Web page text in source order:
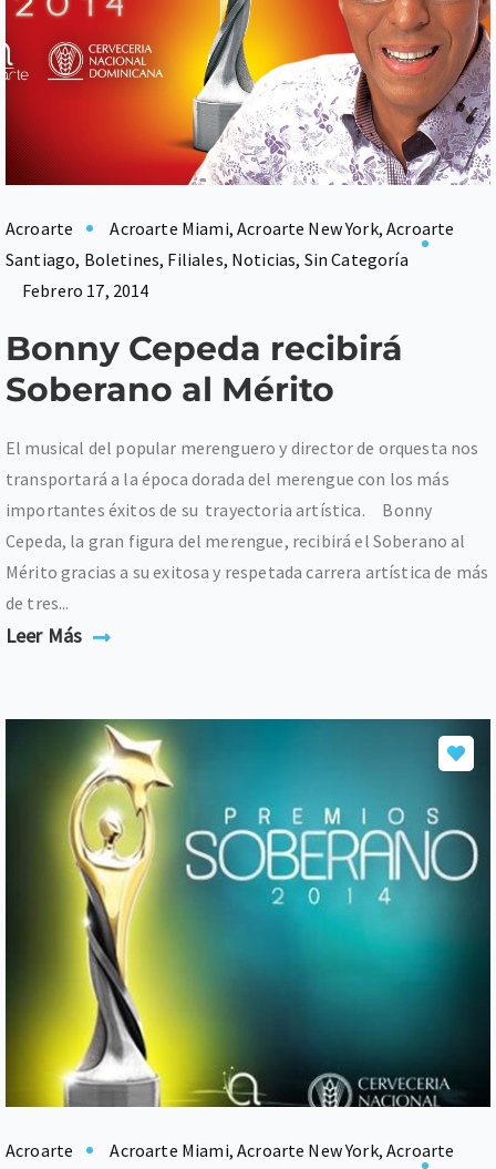
Acroarte Acroarte Miami,Acroarte New York,Acroarte
Santiago, Boletines, Filiales, Noticias, Sin Categoría
Febrero 17, 2014
Bonny Cepeda recibirá
Soberano al Mérito
El musical del popular merenguero y director de orquesta nos
transportará a la época dorada del merengue con los más
importantes éxitos de su trayectoria artística. Bonny
Cepeda, la gran figura del merengue, recibirá el Soberano al
Mérito gracias a su exitosa y respetada carrera artística de más
de tres...
Leer Más
Acroarte Acroarte Miami,Acroarte New York,Acroarte